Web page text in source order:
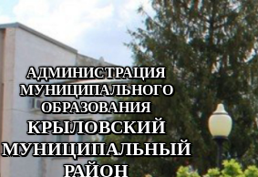
АДМИНИСТРАЦИЯ
МУНИЦИПАЛЬНОГО
ОБРАЗОВАНИЯ
КРЫЛОВСКИЙ
МУНИЦИПАЛЬНЫЙ
РАЙОН